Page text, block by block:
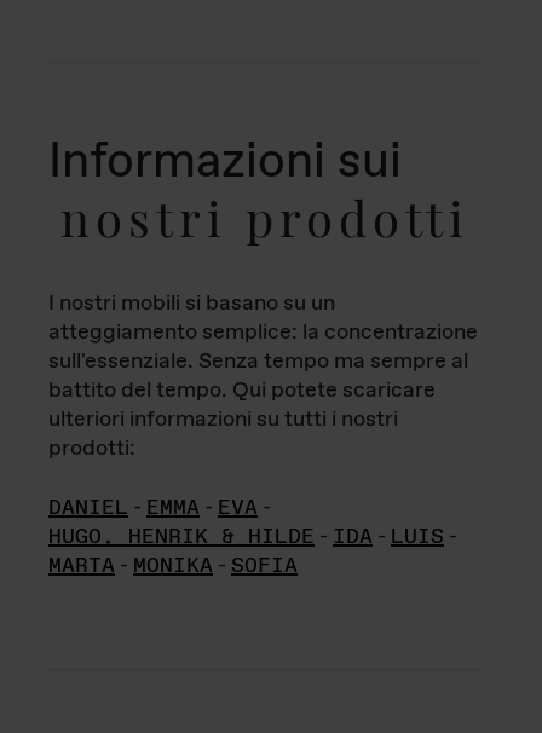
Informazioni sui
nostri prodotti
I nostri mobili si basano su un
atteggiamento semplice: la concentrazione
sull'essenziale. Senza tempo ma sempre al
battito del tempo. Qui potete scaricare
ulteriori informazioni su tutti i nostri
prodotti:
DANIEL - EMMA - EVA -
HUGO, HENRIK & HILDE - IDA - LUIS -
MARTA - MONIKA - SOFIA